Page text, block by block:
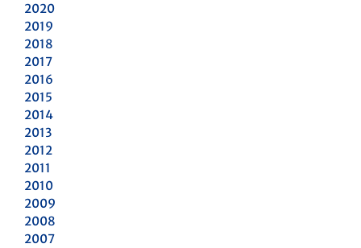
2020
2019
2018
2017
2016
2015
2014
2013
2012
2011
2010
2009
2008
2007